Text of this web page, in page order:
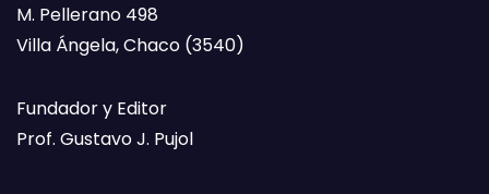
M. Pellerano 498
Villa Ángela, Chaco (3540)
Fundador y Editor
Prof. Gustavo J. Pujol